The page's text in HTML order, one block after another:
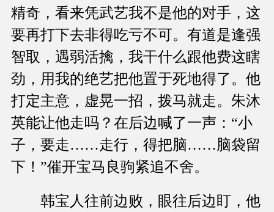
精奇，看来凭武艺我不是他的对手，这
要再打下去非得吃亏不可。有道是逢强
智取，遇弱活擒，我干什么跟他费这瞎
劲，用我的绝艺把他置于死地得了。他
打定主意，虚晃一招，拨马就走。朱沐
英能让他走吗？在后边喊了一声：“小
子，要走……走行，得把脑……脑袋留
下！”催开宝马良驹紧追不舍。
韩宝人往前边败，眼往后边盯，他